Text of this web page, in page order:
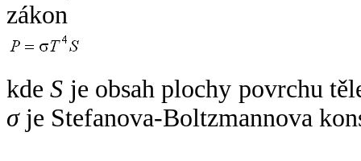
zákon
kdeS je obsah plochy povrchu
σje Stefanova-Boltzmannova